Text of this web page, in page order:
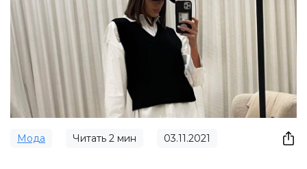
Мода Читать 2 мин 03.11.2021